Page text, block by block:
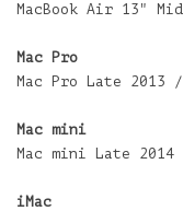
MacBook Air 13"
Mac Pro
Mac Pro Late 2013 /
Mac mini
Mac mini Late 2014
iMac